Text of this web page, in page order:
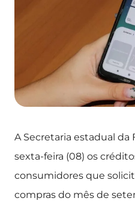
A Secretaria estadual da
sexta-feira (08) os
consumidores que
compras do mês de